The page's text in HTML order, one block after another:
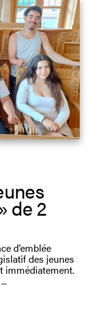
de 2
d’emblée
des jeunes
immédiatement.